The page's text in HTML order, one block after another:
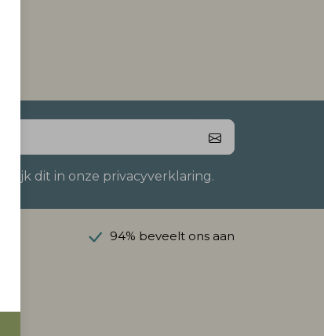
dit in onze privacyverklaring.
94% beveelt ons aan